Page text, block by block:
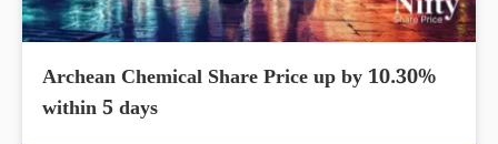
Archean Chemical Share Price up by 10.30%
within 5 days